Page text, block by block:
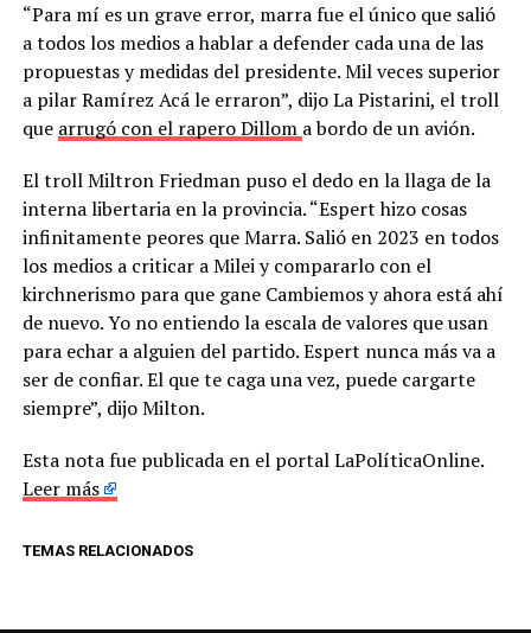
“Para mí es un grave error, marra fue el único que salió
a todos los medios a hablar a defender cada una de las
propuestas y medidas del presidente. Mil veces superior
a pilar Ramírez Acá le erraron”, dijo La Pistarini, el troll
que arrugó con el rapero Dillom a bordo de un avión.
El troll Miltron Friedman puso el dedo en la llaga de la
interna libertaria en la provincia. “Espert hizo cosas
infinitamente peores que Marra. Salió en 2023 en todos
los medios a criticar a Milei y compararlo con el
kirchnerismo para que gane Cambiemos y ahora está ahí
de nuevo. Yo no entiendo la escala de valores que usan
para echar a alguien del partido. Espert nunca más va a
ser de confiar. El que te caga una vez, puede cargarte
siempre”, dijo Milton.
Esta nota fue publicada en el portal LaPolíticaOnline.
Leer más
TEMAS RELACIONADOS